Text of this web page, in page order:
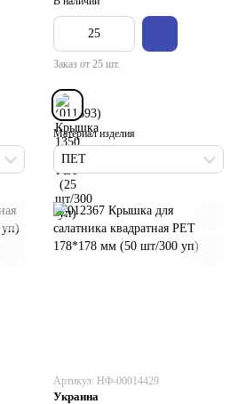
Заказ от 25 шт.
Материал изделия
ПЕТ
Артикул: НФ-00014429
Украина